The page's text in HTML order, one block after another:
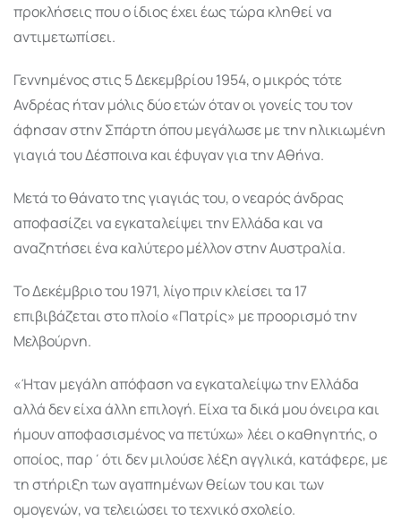
προκλήσεις που ο ίδιος έχει έως τώρα κληθεί να
αντιμετωπίσει.
Γεννημένος στις 5 Δεκεμβρίου 1954, ο μικρός τότε
Ανδρέας ήταν μόλις δύο ετών όταν οι γονείς του τον
άφησαν στην Σπάρτη όπου μεγάλωσε με την ηλικιωμένη
γιαγιά του Δέσποινα και έφυγαν για την Αθήνα.
Μετά το θάνατο της γιαγιάς του, ο νεαρός άνδρας
αποφασίζει να εγκαταλείψει την Ελλάδα και να
αναζητήσει ένα καλύτερο μέλλον στην Αυστραλία.
Το Δεκέμβριο του 1971, λίγο πριν κλείσει τα 17
επιβιβάζεται στο πλοίο «Πατρίς» με προορισμό την
Μελβούρνη.
«Ήταν μεγάλη απόφαση να εγκαταλείψω την Ελλάδα
αλλά δεν είχα άλλη επιλογή. Είχα τα δικά μου όνειρα και
ήμουν αποφασισμένος να πετύχω» λέει ο καθηγητής, ο
οποίος, παρ΄ότι δεν μιλούσε λέξη αγγλικά, κατάφερε, με
τη στήριξη των αγαπημένων θείων του και των
ομογενών, να τελειώσει το τεχνικό σχολείο.